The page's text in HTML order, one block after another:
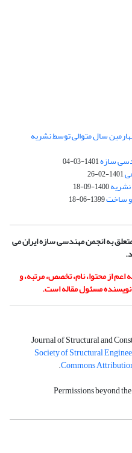
سال متوالی توسط نشریه
سازه1401-03-04
1401-02-26
1400-09-18
1399-06-18
به انجمن مهندسی سازه ایران می
از محتوا، نام، تخصص، مرتبه، و
مسئول مقاله است.
Journal of Structural and
Society of Structural
Commons
.
Permissions beyond